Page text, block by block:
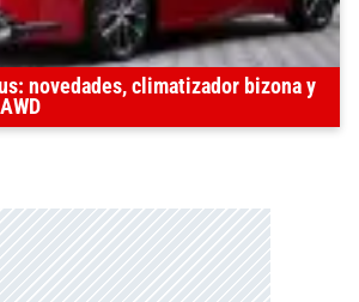
novedades, climatizador bizona y